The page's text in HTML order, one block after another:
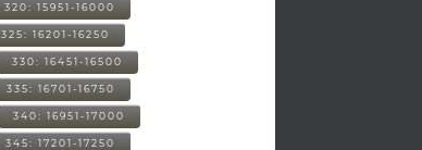
320: 15951-16000
325: 16201-16250
330: 16451-16500
335: 16701-16750
340: 16951-17000
345: 17201-17250